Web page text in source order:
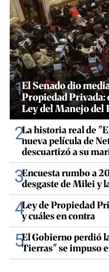
1El Senado dio
Propiedad Privada:
Ley del Manejo del
2La historia real de
nueva película de
descuartizó a su
3Encuesta rumbo a
desgaste de Milei y
4Ley de Propiedad
y cuáles en contra
5El Gobierno perdió
Tierras" se impuso